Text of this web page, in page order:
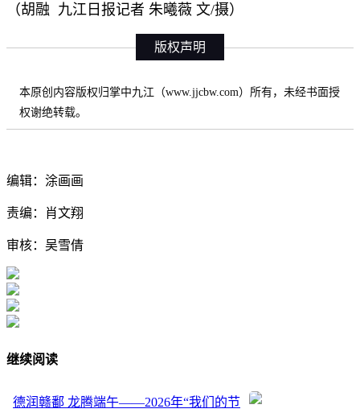
（胡融 九江日报记者 朱曦薇 文/摄）
版权声明
本原创内容版权归掌中九江（www.jjcbw.com）所有，未经书面授
权谢绝转载。
编辑：涂画画
责编：肖文翔
审核：吴雪倩
继续阅读
德润赣鄱 龙腾端午——2026年“我们的节